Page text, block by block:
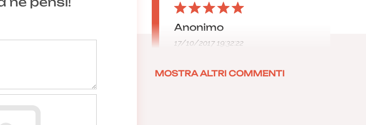
Anonimo
17/10/2017 19:32:22
MOSTRA ALTRI COMMENTI